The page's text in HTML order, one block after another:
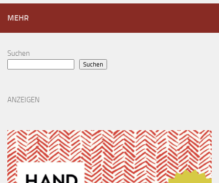
MEHR
Suchen
Suchen
ANZEIGEN